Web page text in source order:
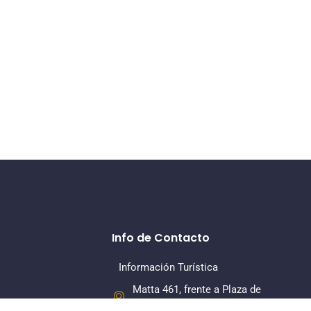
Info de Contacto
Información Turística
Matta 461, frente a Plaza de